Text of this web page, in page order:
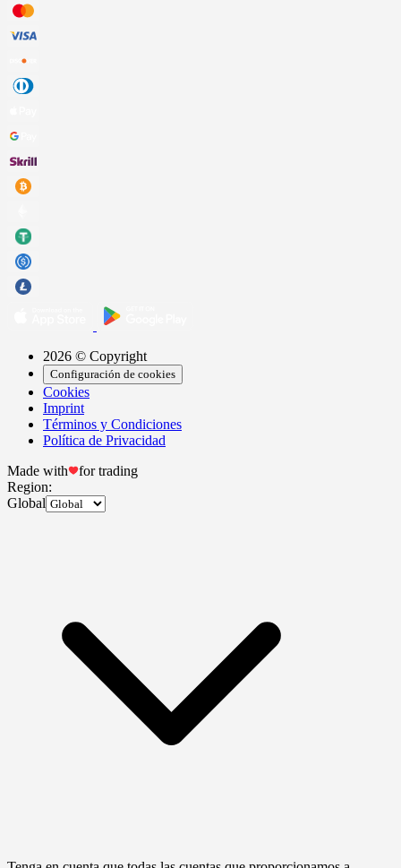
2026 © Copyright
Configuración de cookies
Cookies
Imprint
Términos y Condiciones
Política de Privacidad
Made with
for trading
Region:
Global